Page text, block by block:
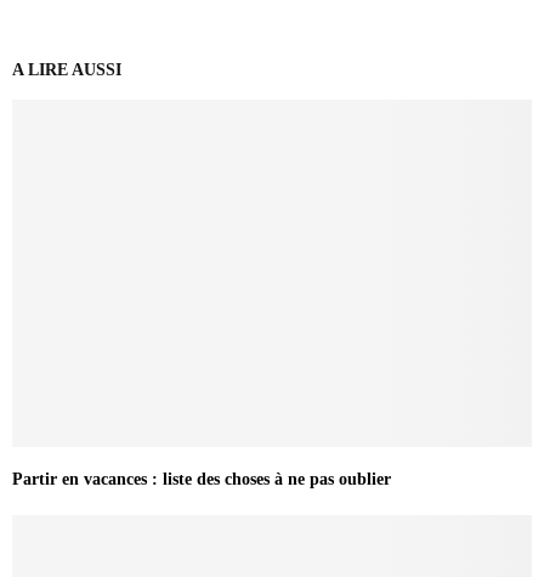
A LIRE AUSSI
Partir en vacances : liste des choses à ne pas oublier